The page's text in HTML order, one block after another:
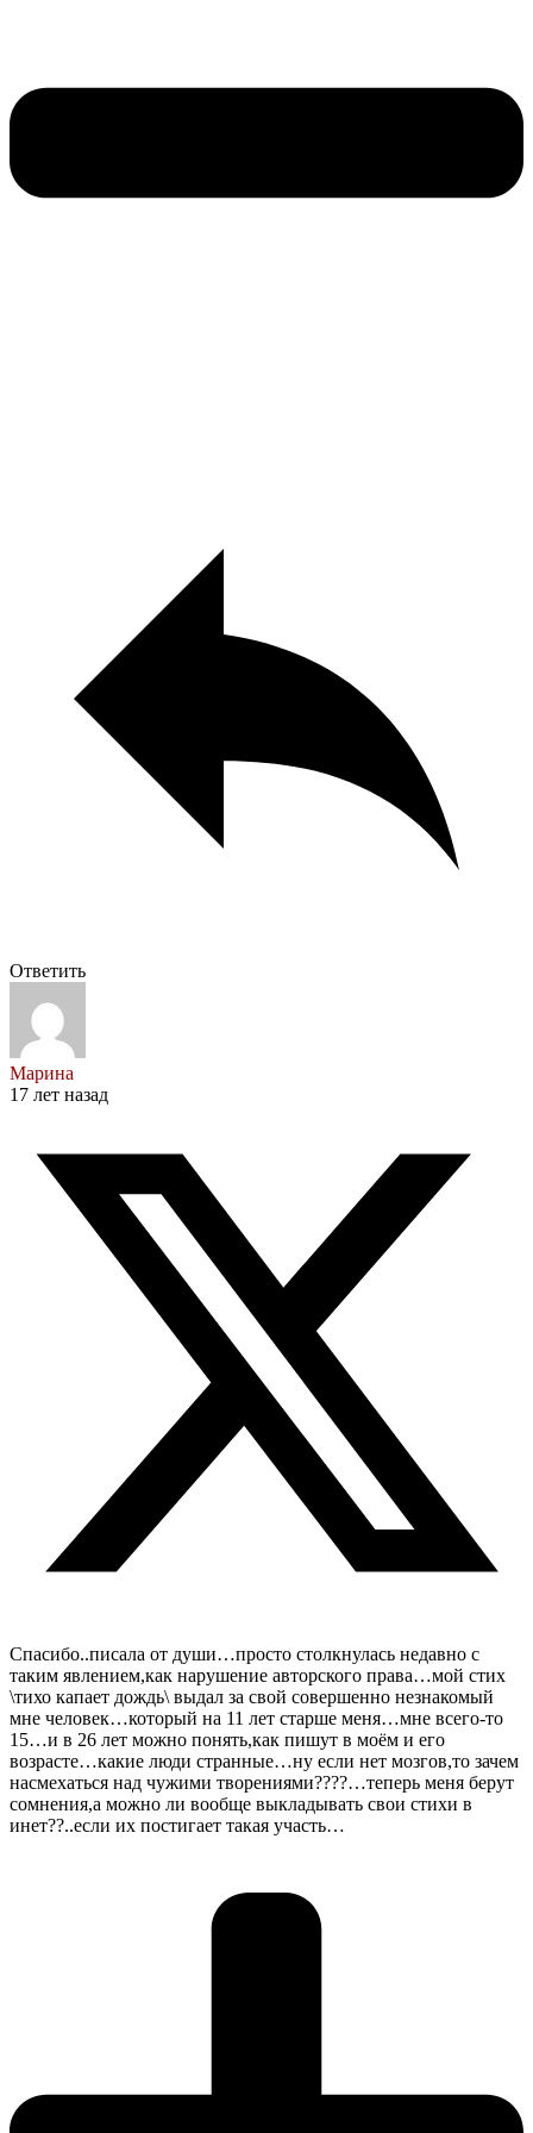
Ответить
Марина
17 лет назад
Спасибо..писала от души…просто столкнулась недавно с
таким явлением,как нарушение авторского права…мой стих
\тихо капает дождь\ выдал за свой совершенно незнакомый
мне человек…который на 11 лет старше меня…мне всего-то
15…и в 26 лет можно понять,как пишут в моём и его
возрасте…какие люди странные…ну если нет мозгов,то зачем
насмехаться над чужими творениями????…теперь меня берут
сомнения,а можно ли вообще выкладывать свои стихи в
инет??..если их постигает такая участь…